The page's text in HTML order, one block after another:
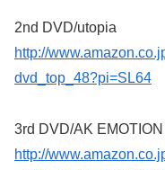
2nd DVD/utopia
http://
dvd_top_48?pi=SL64
3rd DVD/AK EMOTION
http://